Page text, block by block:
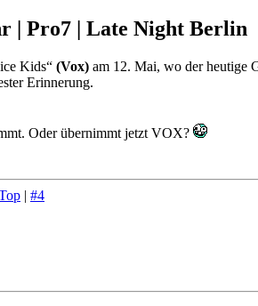
| Pro7 | Late Night Berlin
Kids“ (Vox) am 12. Mai, wo der heutige
Erinnerung.
Oder übernimmt jetzt VOX?
| #4